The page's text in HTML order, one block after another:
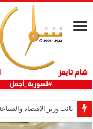
نائب وزير الاقتصاد